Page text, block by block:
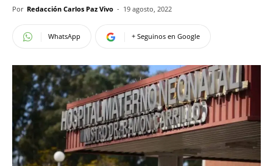
Por Redacción Carlos Paz Vivo - 19 agosto, 2022
WhatsApp + Seguinos en Google